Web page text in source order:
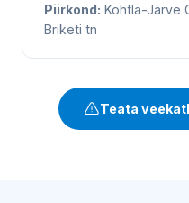
Piirkond: Kohtla-Järve
Briketi tn
Teata